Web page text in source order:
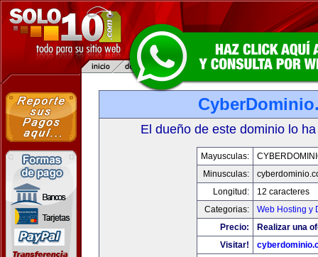
El dueño de este dominio lo
Mayusculas:
Minusculas:
Longitud:
12 caracteres
Categorias:
Web Hosting y
Precio:
Realizar una
Visitar!